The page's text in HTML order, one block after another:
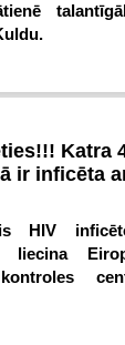
Katra
ir inficēta
HIV
liecina